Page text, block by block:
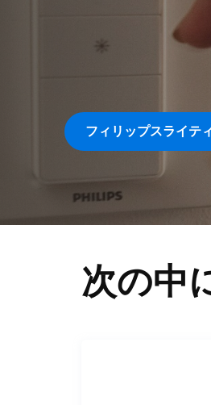
フィリップスライテ
次の中